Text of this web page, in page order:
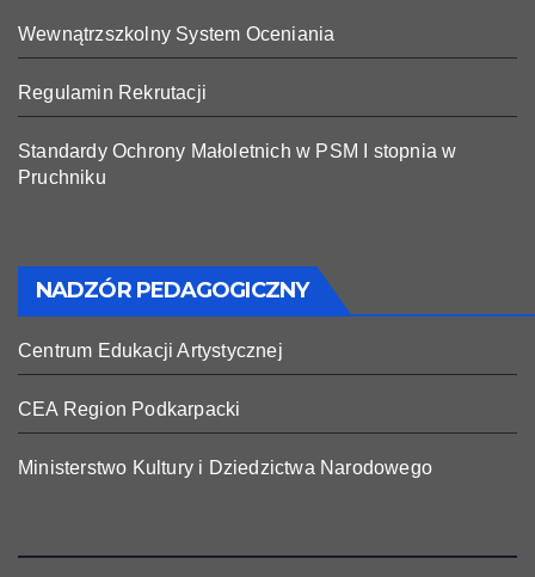
Wewnątrzszkolny System Oceniania
Regulamin Rekrutacji
Standardy Ochrony Małoletnich w PSM I stopnia w
Pruchniku
NADZÓR PEDAGOGICZNY
Centrum Edukacji Artystycznej
CEA Region Podkarpacki
Ministerstwo Kultury i Dziedzictwa Narodowego